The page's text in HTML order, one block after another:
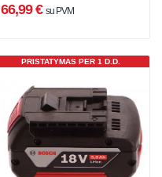
66,99 € su PVM
PRISTATYMAS PER 1 D.D.